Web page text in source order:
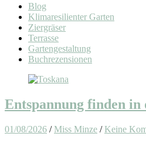
Blog
Klimaresilienter Garten
Ziergräser
Terrasse
Gartengestaltung
Buchrezensionen
Entspannung finden in
01/08/2026 /Miss Minze /Keine